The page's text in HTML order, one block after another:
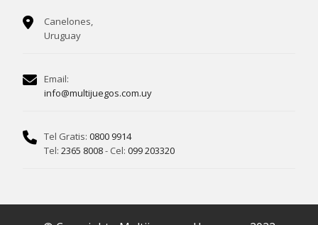
Canelones,
Uruguay
Email:
info@multijuegos.com.uy
Tel Gratis: 0800 9914
Tel: 2365 8008- Cel: 099 203320